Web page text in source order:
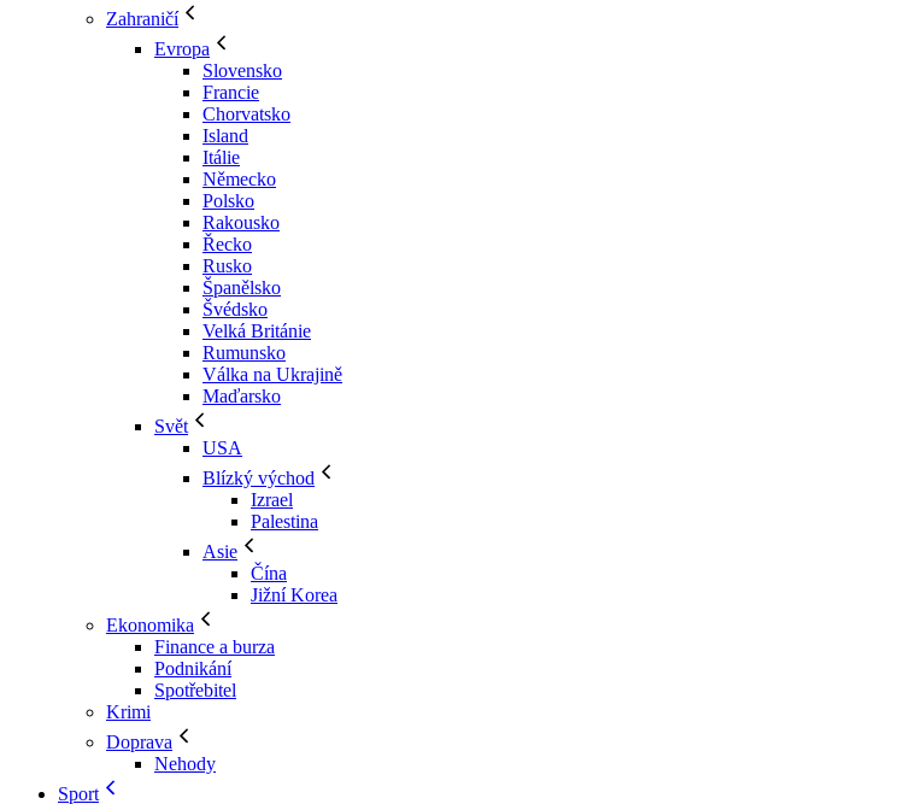
Zahraničí
Evropa
Slovensko
Francie
Chorvatsko
Island
Itálie
Německo
Polsko
Rakousko
Řecko
Rusko
Španělsko
Švédsko
Velká Británie
Rumunsko
Válka na Ukrajině
Maďarsko
Svět
USA
Blízký východ
Izrael
Palestina
Asie
Čína
Jižní Korea
Ekonomika
Finance a burza
Podnikání
Spotřebitel
Krimi
Doprava
Nehody
Sport